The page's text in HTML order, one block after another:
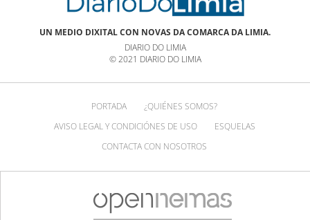
UN MEDIO DIXITAL CON NOVAS DA COMARCA DA LIMIA.
DIARIO DO LIMIA
© 2021 DIARIO DO LIMIA
PORTADA
¿QUIÉNES SOMOS?
AVISO LEGAL Y CONDICIÓNES DE USO
ESQUELAS
CONTACTA CON NOSOTROS